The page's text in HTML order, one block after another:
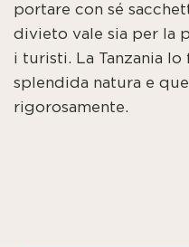
portare con sé
divieto vale sia per la
i turisti. La Tanzania
splendida natura e
rigorosamente.